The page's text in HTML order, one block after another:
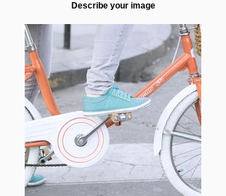
Describe your image